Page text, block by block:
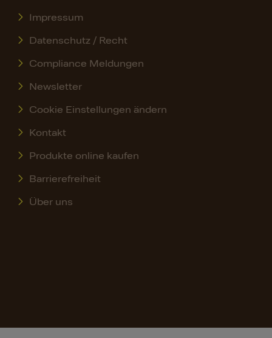
Impressum
Datenschutz / Recht
Compliance Meldungen
Newsletter
Cookie Einstellungen ändern
Kontakt
Produkte online kaufen
Barrierefreiheit
Über uns